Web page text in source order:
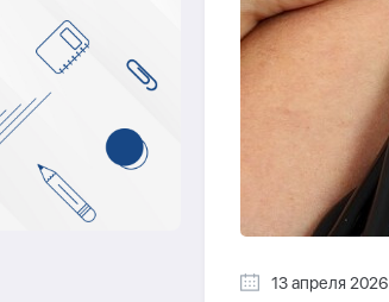
13 апреля 2026